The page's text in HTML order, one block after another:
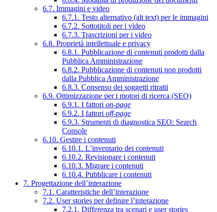
6.7. Immagini e video
6.7.1. Testo alternativo (alt text) per le immagini
6.7.2. Sottotitoli per i video
6.7.3. Trascrizioni per i video
6.8. Proprietà intellettuale e privacy
6.8.1. Pubblicazione di contenuti prodotti dalla
Pubblica Amministrazione
6.8.2. Pubblicazione di contenuti non prodotti
dalla Pubblica Amministrazione
6.8.3. Consenso dei soggetti ritratti
6.9. Ottimizzazione per i motori di ricerca (SEO)
6.9.1. I fattori on-page
6.9.2. I fattori off-page
6.9.3. Strumenti di diagnostica SEO: Search
Console
6.10. Gestire i contenuti
6.10.1. L’inventario dei contenuti
6.10.2. Revisionare i contenuti
6.10.3. Migrare i contenuti
6.10.4. Pubblicare i contenuti
7. Progettazione dell’interazione
7.1. Caratteristiche dell’interazione
7.2. User stories per definire l’interazione
7.2.1. Differenza tra scenari e user stories